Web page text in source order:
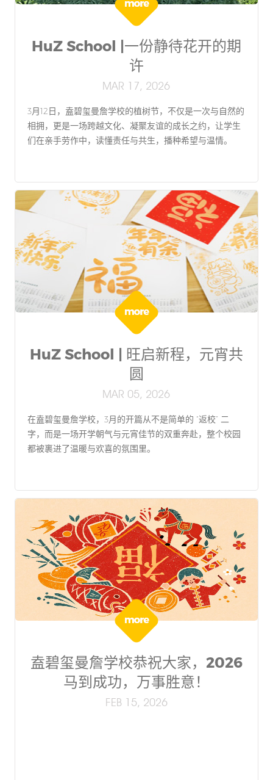
HuZ School |一份静待花开的期
许
MAR 17, 2026
3月12日，盍碧玺曼詹学校的植树节，不仅是一次与自然的
相拥，更是一场跨越文化、凝聚友谊的成长之约，让学生
们在亲手劳作中，读懂责任与共生，播种希望与温情。
HuZ School | 旺启新程，元宵共
圆
MAR 05, 2026
在盍碧玺曼詹学校，3月的开篇从不是简单的 “返校” 二
字，而是一场开学朝气与元宵佳节的双重奔赴，整个校园
都被裹进了温暖与欢喜的氛围里。
盍碧玺曼詹学校恭祝大家，2026
马到成功，万事胜意！
FEB 15, 2026